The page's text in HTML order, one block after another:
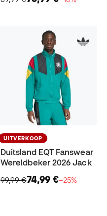
UITVERKOOP
Duitsland EQT Fanswear
Wereldbeker 2026 Jack
99,99 €74,99 €−25%